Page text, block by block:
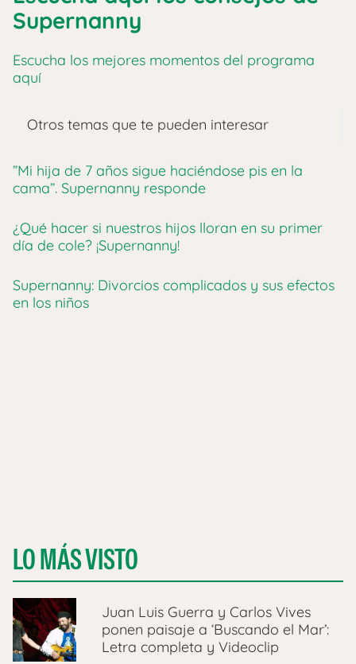
Supernanny
Escucha los mejores momentos del programa
aquí
Otros temas que te pueden interesar
”Mi hija de 7 años sigue haciéndose pis en la
cama”. Supernanny responde
¿Qué hacer si nuestros hijos lloran en su primer
día de cole? ¡Supernanny!
Supernanny: Divorcios complicados y sus efectos
en los niños
LO MÁS VISTO
Juan Luis Guerra y Carlos Vives
ponen paisaje a ‘Buscando el Mar’:
Letra completa y Videoclip